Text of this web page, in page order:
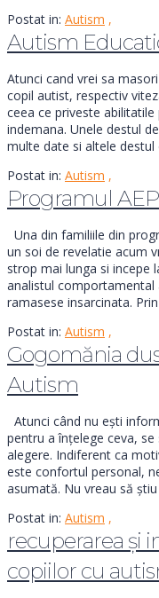
Postat in: Autism ,
Autism
Atunci cand vrei sa
copil autist, respectiv
ceea ce priveste
indemana. Unele destul
multe date si altele
Postat in: Autism ,
Programul
Una din familiile din
un soi de revelatie acum
strop mai lunga si incepe
analistul comportamental
ramasese insarcinata.
Postat in: Autism ,
Gogomănia
Autism
Atunci când nu ești
pentru a înțelege ceva, se
alegere. Indiferent ca
este confortul personal,
asumată. Nu vreau să
Postat in: Autism ,
recuperarea și
copiilor cu